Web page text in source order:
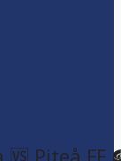
🆚 Piteå FF